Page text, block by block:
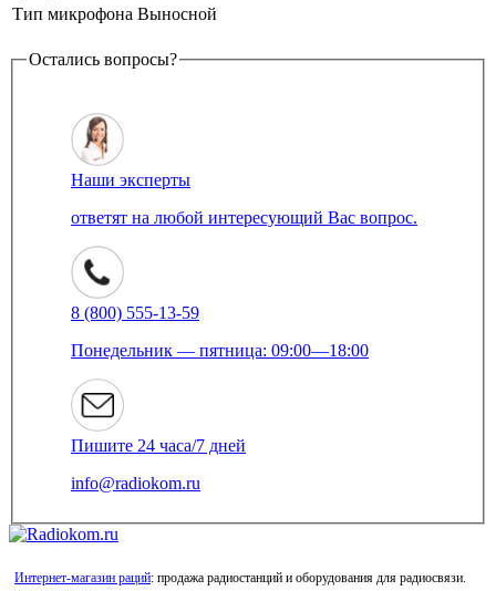
Тип микрофона Выносной
Остались вопросы?
Наши эксперты
ответят на любой интересующий Вас вопрос.
8 (800) 555-13-59
Понедельник — пятница: 09:00—18:00
Пишите 24 часа/7 дней
info@radiokom.ru
Интернет-магазин раций: продажа радиостанций и оборудования для радиосвязи.